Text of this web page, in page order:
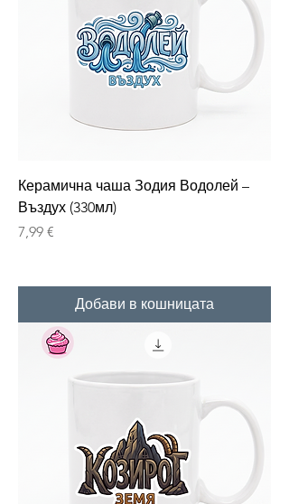
Керамична чаша Зодия Водолей –
Въздух (330мл)
Цена
7,99 €
Добави в кошницата